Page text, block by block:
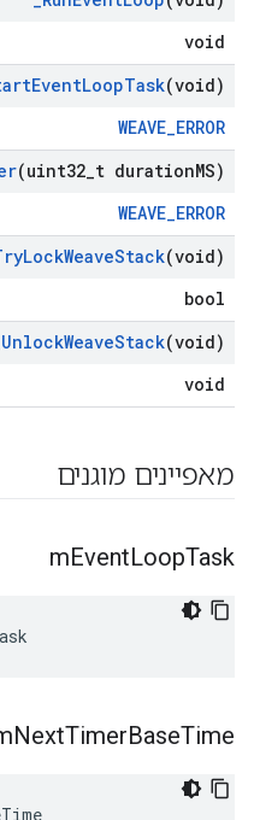
void
EventLoopTask(void)
WEAVE_ERROR
(uint32 t durationMS)
WEAVE_ERROR
LockWeaveStack(void)
bool
UnlockWeaveStack(void)
void
מאפיינים מוגנים
mEventLoopTask
NextTimerBaseTime